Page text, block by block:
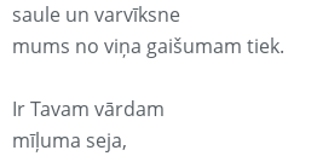
saule un varvīksne
mums no viņa gaišumam tiek.
Ir Tavam vārdam
mīļuma seja,